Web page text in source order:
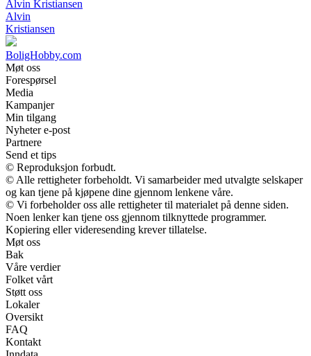
Alvin Kristiansen
Alvin
Kristiansen
BoligHobby.com
Møt oss
Forespørsel
Media
Kampanjer
Min tilgang
Nyheter e-post
Partnere
Send et tips
© Reproduksjon forbudt.
© Alle rettigheter forbeholdt. Vi samarbeider med utvalgte selskaper
og kan tjene på kjøpene dine gjennom lenkene våre.
© Vi forbeholder oss alle rettigheter til materialet på denne siden.
Noen lenker kan tjene oss gjennom tilknyttede programmer.
Kopiering eller videresending krever tillatelse.
Møt oss
Bak
Våre verdier
Folket vårt
Støtt oss
Lokaler
Oversikt
FAQ
Kontakt